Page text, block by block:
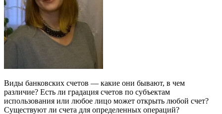
Виды банковских счетов — какие они бывают, в чем
различие? Есть ли градация счетов по субъектам
использования или любое лицо может открыть любой счет?
Существуют ли счета для определенных операций?